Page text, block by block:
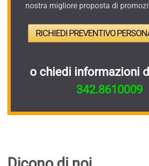
nostra migliore proposta di
RICHIEDI PREVENTIVO
o chiedi informazioni
342.8610009